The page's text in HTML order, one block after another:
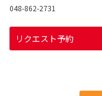
048-862-2731
リクエスト予約